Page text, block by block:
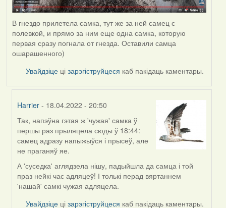
В гнездо прилетела самка, тут же за ней самец с
полевкой, и прямо за ним еще одна самка, которую
первая сразу погнала от гнезда. Оставили самца
ошарашенного)
Увайдзіце цізарэгіструйцеся каб пакідаць каментары.
Harrier - 18.04.2022 - 20:50
In
reply
to
by
Estydaven
Так, напэўна гэтая ж 'чужая' самка ў
першы раз прыляцела сюды ў 18:44:
самец адразу напыжыўся і прысеў, але
не праганяў яе.
А 'суседка' аглядзела нішу, падыйшла да самца і той
праз нейкі час адляцеў! І толькі перад вяртаннем
'нашай' самкі чужая адляцела.
Увайдзіце цізарэгіструйцеся каб пакідаць каментары.